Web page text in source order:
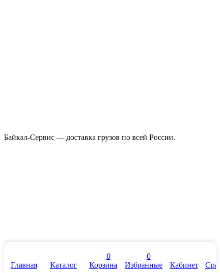
Байкал-Сервис — доставка грузов по всей России.
Главная Каталог
0
Корзина
0
Избранные
Кабинет